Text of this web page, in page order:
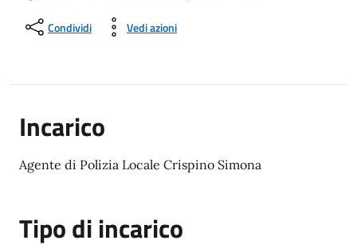
Condividi Vedi azioni
Incarico
Agente di Polizia Locale Crispino Simona
Tipo di incarico